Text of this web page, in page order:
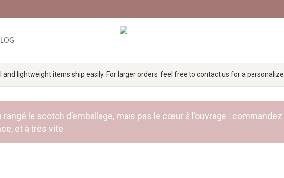
and lightweight items ship easily. For larger orders, feel free to contact us for a
le scotch d’emballage, mais pas le cœur à l’ouvrage :
et à très vite